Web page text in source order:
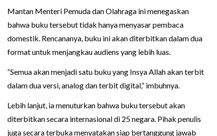
Mantan Menteri Pemuda dan Olahraga ini menegaskan
bahwa buku tersebut tidak hanya menyasar pembaca
domestik. Rencananya, buku ini akan diterbitkan dalam dua
format untuk menjangkau audiens yang lebih luas.
“Semua akan menjadi satu buku yang Insya Allah akan terbit
dalam dua versi, analog dan terbit digital,” imbuhnya.
Lebih lanjut, ia menuturkan bahwa buku tersebut akan
diterbitkan secara internasional di 25 negara. Pihak penulis
juga secara terbuka menyatakan siap bertanggung jawab